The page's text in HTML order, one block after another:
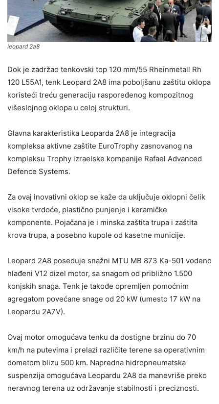
leopard 2a8
Dok je zadržao tenkovski top 120 mm/55 Rheinmetall Rh
120 L55A1, tenk Leopard 2A8 ima poboljšanu zaštitu oklopa
koristeći treću generaciju raspoređenog kompozitnog
višeslojnog oklopa u celoj strukturi.
Glavna karakteristika Leoparda 2A8 je integracija
kompleksa aktivne zaštite EuroTrophy zasnovanog na
kompleksu Trophy izraelske kompanije Rafael Advanced
Defence Systems.
Za ovaj inovativni oklop se kaže da uključuje oklopni čelik
visoke tvrdoće, plastično punjenje i keramičke
komponente. Pojačana je i minska zaštita trupa i zaštita
krova trupa, a posebno kupole od kasetne municije.
Leopard 2A8 poseduje snažni MTU MB 873 Ka-501 vodeno
hlađeni V12 dizel motor, sa snagom od približno 1.500
konjskih snaga. Tenk je takođe opremljen pomoćnim
agregatom povećane snage od 20 kW (umesto 17 kW na
Leopardu 2A7V).
Ovaj motor omogućava tenku da dostigne brzinu do 70
km/h na putevima i prelazi različite terene sa operativnim
dometom blizu 500 km. Napredna hidropneumatska
suspenzija omogućava Leopardu 2A8 da manevriše preko
neravnog terena uz održavanje stabilnosti i preciznosti.